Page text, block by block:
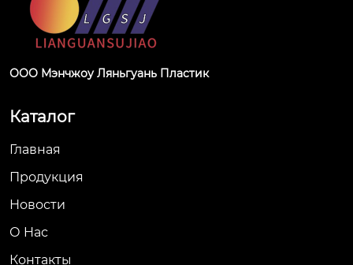
ООО Мэнчжоу Ляньгуань Пластик
Каталог
Главная
Продукция
Новости
О Hас
Контакты